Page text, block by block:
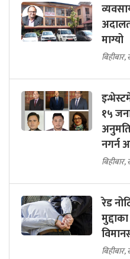
माग्यो
१५
नगर्न
रेड